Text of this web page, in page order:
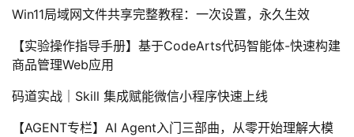
Win11局域网文件共享完整教程：一次设置，永久生效
【实验操作指导手册】基于CodeArts代码智能体-快速构建
商品管理Web应用
码道实战｜Skill 集成赋能微信小程序快速上线
【AGENT专栏】AI Agent入门三部曲，从零开始理解大模